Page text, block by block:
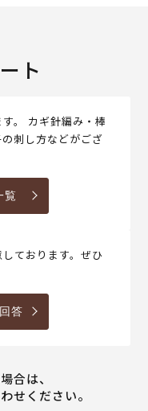
ト
。 カギ針編み・棒
刺し方などがござ
覧
ております。ぜひ
答
合は、
せください。